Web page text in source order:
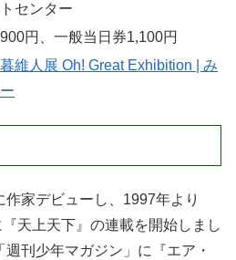
センター
円、一般当日券1,100円
維人展 Oh! Great Exhibition | み
家デビューし、1997年より
『天上天下』の連載を開始しまし
刊少年マガジン」に『エア・